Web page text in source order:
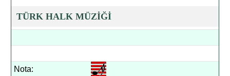
TÜRK HALK MÜZİĞİ
Nota: